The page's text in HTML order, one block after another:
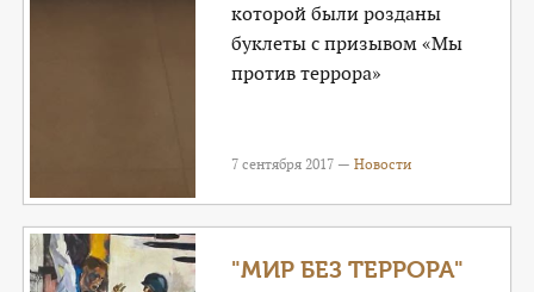
которой были розданы
буклеты с призывом «Мы
против террора»
7 сентября 2017 —Новости
"МИР БЕЗ ТЕРРОРА"